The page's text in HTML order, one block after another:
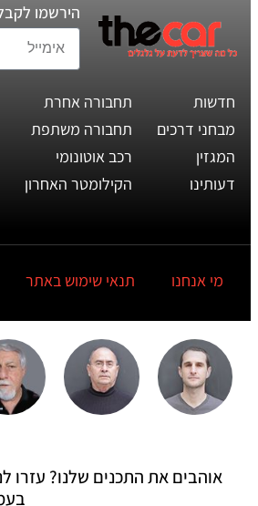
הירשמו
חדשות
מבחני דרכים
המגזין
דעותינו
תחבורה אחרת
תחבורה משתפת
רכב אוטונומי
הקילומטר האחרון
מי אנחנו תנאי שימוש באתר
אוהבים את התכנים שלנו? עזרו